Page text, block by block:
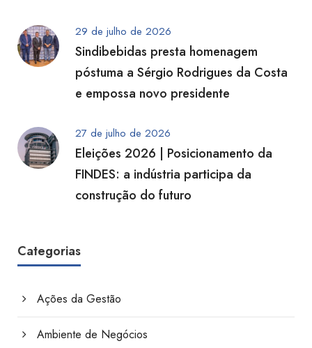
29 de julho de 2026
Sindibebidas presta homenagem
póstuma a Sérgio Rodrigues da Costa
e empossa novo presidente
27 de julho de 2026
Eleições 2026 | Posicionamento da
FINDES: a indústria participa da
construção do futuro
Categorias
Ações da Gestão
Ambiente de Negócios